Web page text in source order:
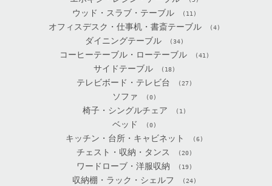
ウッド・スラブ・テーブル (11)
オフィスデスク・仕事机・書斎テーブル (4)
ダイニングテーブル (34)
コーヒーテーブル・ローテーブル (41)
サイドテーブル (18)
テレビボード・テレビ台 (27)
ソファ (0)
椅子・シングルチェア (1)
ベッド (0)
キッチン・台所・キャビネット (6)
チェスト・収納・タンス (20)
ワードローブ・洋服収納 (19)
収納棚・ラック・シェルフ (24)